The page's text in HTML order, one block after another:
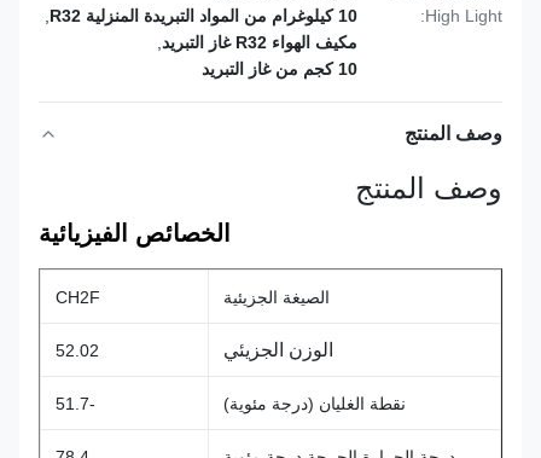
High Light:
,
مكيف الهواء R32 غاز التبريد
,
وصف المنتج
وصف المنتج
الخصائص الفيزيائية
الصيغة الجزيئية CH2F
الوزن الجزيئي 52.02
نقطة الغليان (درجة مئوية)